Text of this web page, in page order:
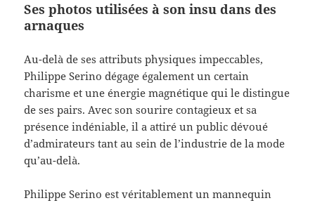
Ses photos utilisées à son insu dans des
arnaques
Au-delà de ses attributs physiques impeccables,
Philippe Serino dégage également un certain
charisme et une énergie magnétique qui le distingue
de ses pairs. Avec son sourire contagieux et sa
présence indéniable, il a attiré un public dévoué
d’admirateurs tant au sein de l’industrie de la mode
qu’au-delà.
Philippe Serino est véritablement un mannequin